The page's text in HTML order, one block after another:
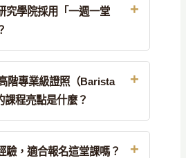
究學院採用「一週一堂
階專業級證照（Barista
程亮點是什麼？
驗，適合報名這堂課嗎？